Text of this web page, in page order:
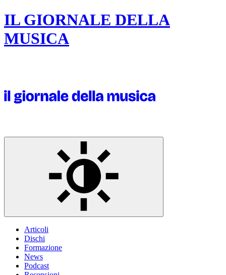
IL GIORNALE DELLA
MUSICA
Articoli
Dischi
Formazione
News
Podcast